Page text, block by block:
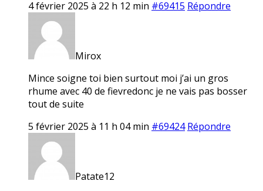
4 février 2025 à 22 h 12 min #69415 Répondre
Mirox
Mince soigne toi bien surtout moi j’ai un gros
rhume avec 40 de fievredonc je ne vais pas bosser
tout de suite
5 février 2025 à 11 h 04 min #69424 Répondre
Patate12